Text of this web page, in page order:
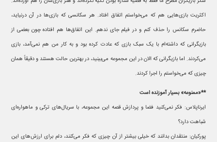
اکثریت بازی‌هایی هم که می‌خواستم اتفاق افتاد. هر سکانسی که بازی‌ها در آن درنیاید،
حاضرم سکانس را حذف کنم و در فیلم جای ندهم. این اتفاق‌ها هم افتاده چون بعضی از
بازیگرانی که داشته‌ام با یک سبک بازی که عادت کرده بود و به کار من هم نمی‌آمد، بازی
می‌کردند. اما بازیگرانی که الان در این مجموعه می‌بینید، در بهترین حالت هستند و دقیقاً همان
چیزی که می‌خواستم را اجرا کردند.
**«ممنوعه» بسیار آموزنده است
ایرناپلاس: فکر نمی‌کنید فضا و پردازش قصه این مجموعه، با سریال‌های ترکی و ماهواره‌ای
شباهت دارد؟
پورکیان: منتقدان بدانند که خیلی بیشتر از آن چیزی که فکر می‌کنند، دلم برای ارزش‌های این